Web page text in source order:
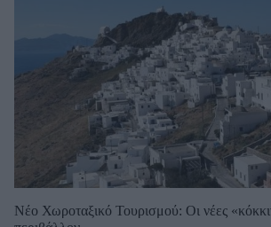
Νέο Χωροταξικό Τουρισμού: Οι νέες